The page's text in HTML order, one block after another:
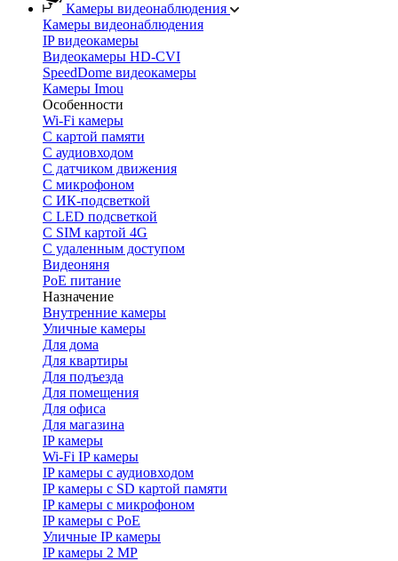
Камеры видеонаблюдения
Камеры видеонаблюдения
IP видеокамеры
Видеокамеры HD-CVI
SpeedDome видеокамеры
Камеры Imou
Особенности
Wi-Fi камеры
С картой памяти
С аудиовходом
С датчиком движения
С микрофоном
С ИК-подсветкой
С LED подсветкой
C SIM картой 4G
C удаленным доступом
Видеоняня
PoE питание
Назначение
Внутренние камеры
Уличные камеры
Для дома
Для квартиры
Для подъезда
Для помещения
Для офиса
Для магазина
IP камеры
Wi-Fi IP камеры
IP камеры с аудиовходом
IP камеры с SD картой памяти
IP камеры с микрофоном
IP камеры с PoE
Уличные IP камеры
IP камеры 2 MP